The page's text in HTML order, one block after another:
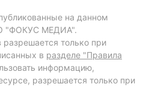
на данном
"ФОКУС МЕДИА".
только при
в разделе "Правила
информацию,
разрешается только при